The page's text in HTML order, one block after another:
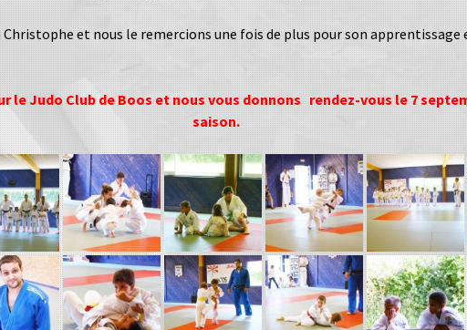
et nous le remercions une fois de plus pour son
le Judo Club de Boos et nous vous donnons rendez-vous le 7
saison.